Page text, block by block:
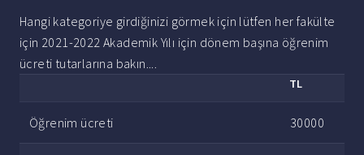
Hangi kategoriye girdiğinizi görmek için lütfen her fakülte
için 2021-2022 Akademik Yılı için dönem başına öğrenim
ücreti tutarlarına bakın....
TL
Öğrenim ücreti 30000